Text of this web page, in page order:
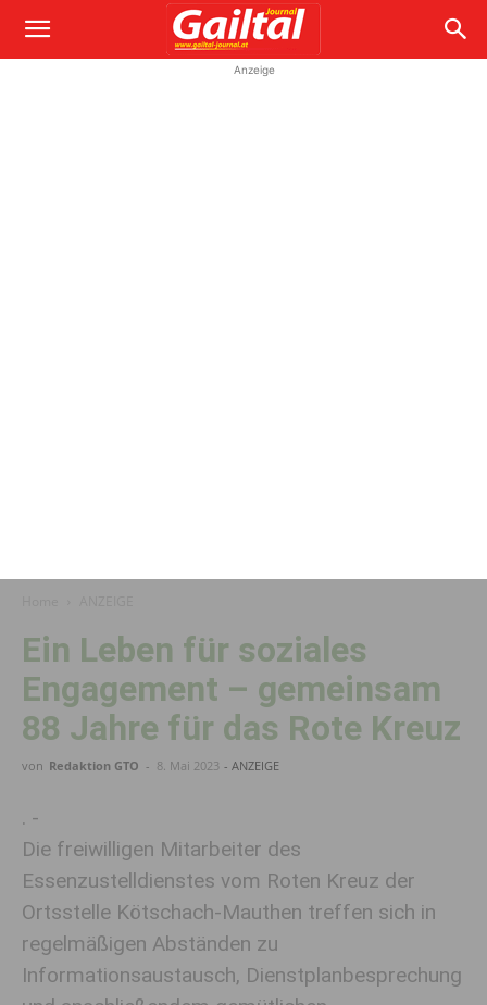
Anzeige
Ein Leben für soziales
Engagement – gemeinsam
88 Jahre für das Rote Kreuz
von Redaktion GTO - 8. Mai 2023 - ANZEIGE
. -
Die freiwilligen Mitarbeiter des
Essenzustelldienstes vom Roten Kreuz der
Ortsstelle Kötschach-Mauthen treffen sich in
regelmäßigen Abständen zu
Informationsaustausch, Dienstplanbesprechung